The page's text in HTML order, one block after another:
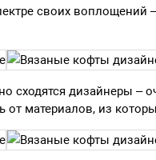
своих
сходятся дизайнеры –
от материалов, из